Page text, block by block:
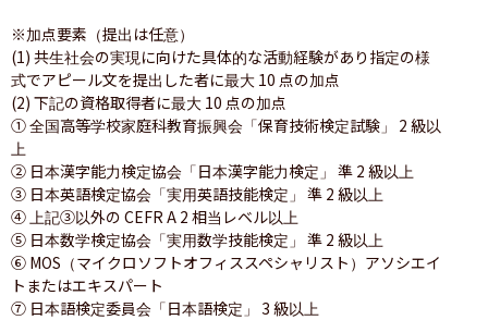
※加点要素（提出は任意）
(1) 共生社会の実現に向けた具体的な活動経験があり指定の様
式でアピール文を提出した者に最大 10 点の加点
(2) 下記の資格取得者に最大 10 点の加点
① 全国高等学校家庭科教育振興会「保育技術検定試験」 2 級以
上
② 日本漢字能力検定協会「日本漢字能力検定」 準 2 級以上
③ 日本英語検定協会「実用英語技能検定」 準 2 級以上
④ 上記③以外の CEFR A 2 相当レベル以上
⑤ 日本数学検定協会「実用数学技能検定」 準 2 級以上
⑥ MOS（マイクロソフトオフィススペシャリスト）アソシエイ
トまたはエキスパート
⑦ 日本語検定委員会「日本語検定」 3 級以上